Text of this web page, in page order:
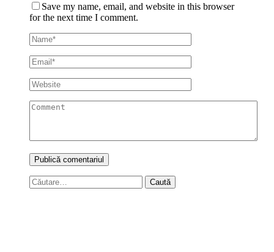
Save my name, email, and website in this browser
for the next time I comment.
Caută
după: